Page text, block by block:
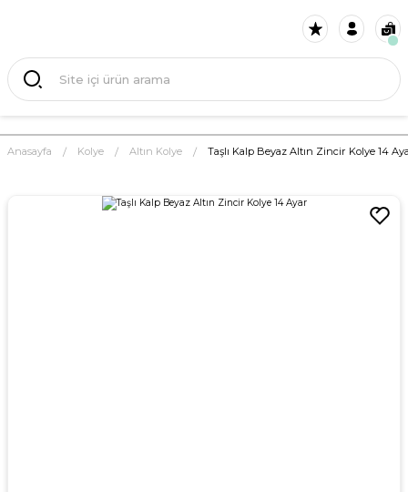
Anasayfa Kolye Altın Kolye Taşlı Kalp Beyaz Altın Zincir Kolye 14